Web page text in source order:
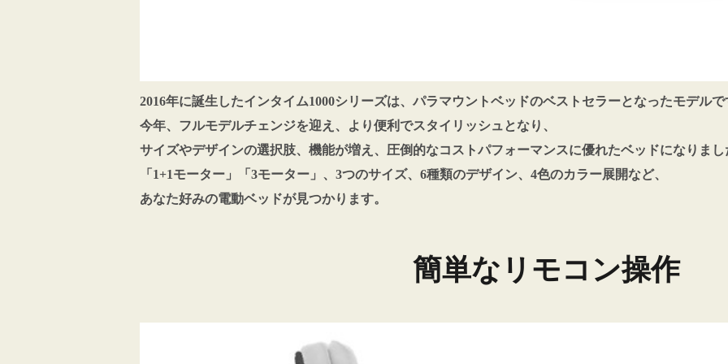
2016年に誕生したインタイム1000シリーズは、パラマウントベッドのベストセラーとなったモデルで
今年、フルモデルチェンジを迎え、より便利でスタイリッシュとなり、
サイズやデザインの選択肢、機能が増え、圧倒的なコストパフォーマンスに優れたベッドになりまし
「1+1モーター」「3モーター」、3つのサイズ、6種類のデザイン、4色のカラー展開など、
あなた好みの電動ベッドが見つかります。
簡単なリモコン操作